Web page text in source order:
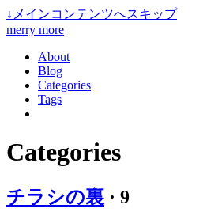
↓ メインコンテンツへスキップ
merry more
About
Blog
Categories
Tags
Categories
チラシの裏 · 9